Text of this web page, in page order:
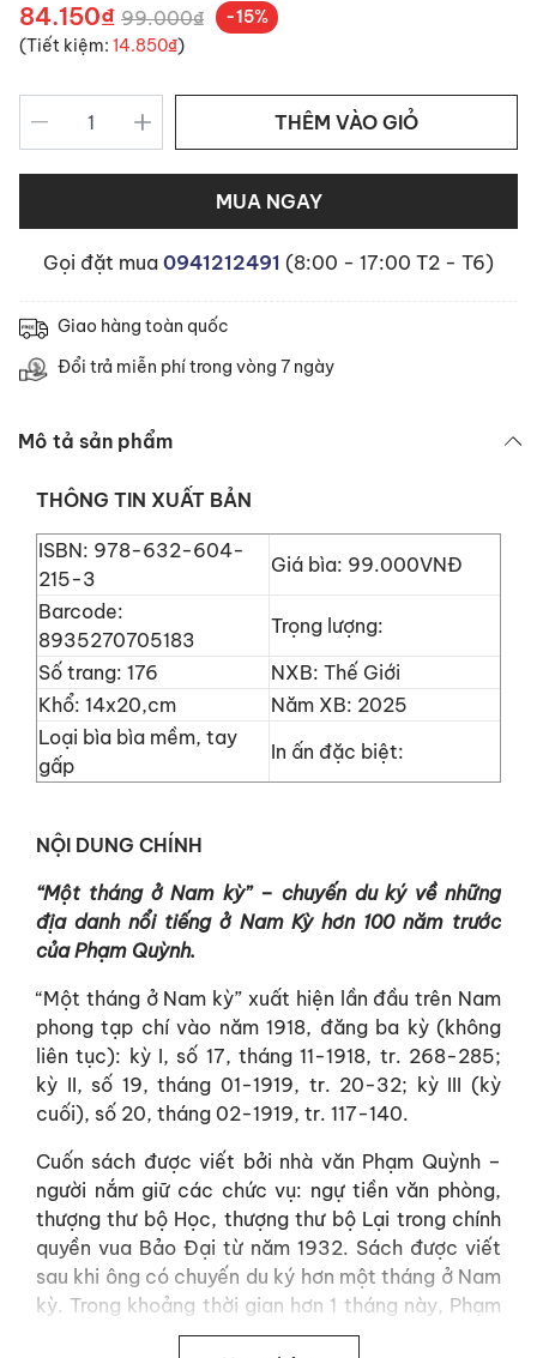
84.150₫ 99.000₫
-15%
(Tiết kiệm: 14.850₫)
THÊM VÀO GIỎ
MUA NGAY
Gọi đặt mua 0941212491 (8:00 - 17:00 T2 - T6)
Giao hàng toàn quốc
Đổi trả miễn phí trong vòng 7 ngày
Mô tả sản phẩm
THÔNG TIN XUẤT BẢN
ISBN: 978-632-604-
215-3
Giá bìa: 99.000VNĐ
Barcode:
8935270705183
Trọng lượng:
Số trang: 176
NXB: Thế Giới
Khổ: 14x20,cm
Năm XB: 2025
Loại bìa bìa mềm, tay
gấp
In ấn đặc biệt:
NỘI DUNG CHÍNH
“Một tháng ở Nam kỳ” – chuyến du ký về những
địa danh nổi tiếng ở Nam Kỳ hơn 100 năm trước
của Phạm Quỳnh.
“Một tháng ở Nam kỳ” xuất hiện lần đầu trên Nam
phong tạp chí vào năm 1918, đăng ba kỳ (không
liên tục): kỳ I, số 17, tháng 11-1918, tr. 268-285;
kỳ II, số 19, tháng 01-1919, tr. 20-32; kỳ III (kỳ
cuối), số 20, tháng 02-1919, tr. 117-140.
Cuốn sách được viết bởi nhà văn Phạm Quỳnh –
người nắm giữ các chức vụ: ngự tiền văn phòng,
thượng thư bộ Học, thượng thư bộ Lại trong chính
quyền vua Bảo Đại từ năm 1932. Sách được viết
sau khi ông có chuyến du ký hơn một tháng ở Nam
kỳ. Trong khoảng thời gian hơn 1 tháng này, Phạm
Quỳnh đã đi đó đi đây khắp Lục tỉnh, mắt thấy tai